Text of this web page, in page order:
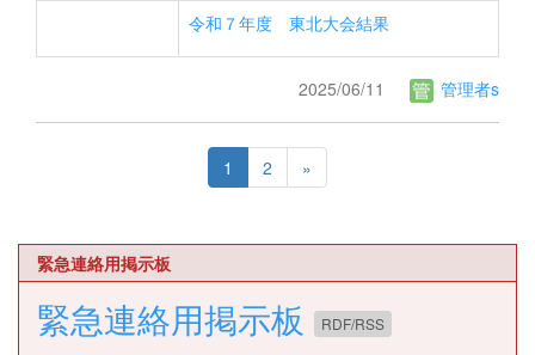
令和７年度 東北大会結果
2025/06/11 管理者s
1 2 »
緊急連絡用掲示板
緊急連絡用掲示板 RDF/RSS